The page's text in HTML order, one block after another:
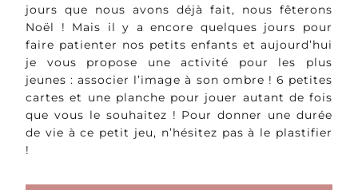
jours que nous avons déjà fait, nous fêterons
Noël ! Mais il y a encore quelques jours pour
faire patienter nos petits enfants et aujourd’hui
je vous propose une activité pour les plus
jeunes : associer l’image à son ombre ! 6 petites
cartes et une planche pour jouer autant de fois
que vous le souhaitez ! Pour donner une durée
de vie à ce petit jeu, n’hésitez pas à le plastifier
!